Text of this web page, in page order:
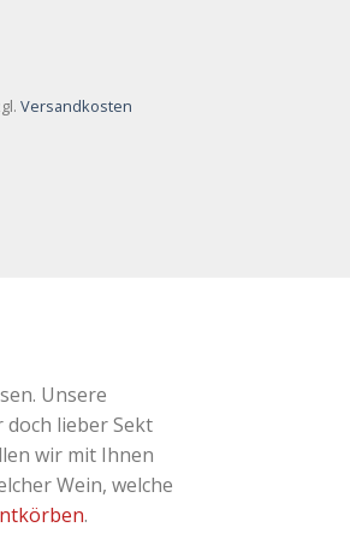
Versandkosten
Unsere
doch lieber Sekt
wir mit Ihnen
Wein, welche
.